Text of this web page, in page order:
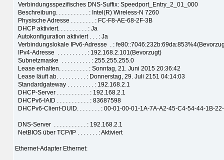
Verbindungsspezifisches DNS-Suffix: Speedport_Entry_2_01_000
Beschreibung. . . . . . . . . . . : Intel(R) Wireless-N 7260
Physische Adresse . . . . . . . . : FC-F8-AE-68-2F-3B
DHCP aktiviert. . . . . . . . . . : Ja
Autokonfiguration aktiviert . . . : Ja
Verbindungslokale IPv6-Adresse . :
IPv4-Adresse . . . . . . . . . . : 192.168.2.101(Bevorzugt)
Subnetzmaske . . . . . . . . . . : 255.255.255.0
Lease erhalten. . . . . . . . . . : Sonntag, 21. Juni 2015 20:36:42
Lease läuft ab. . . . . . . . . . : Donnerstag, 29. Juli 2151 04:14:03
Standardgateway . . . . . . . . . : 192.168.2.1
DHCP-Server . . . . . . . . . . . : 192.168.2.1
DHCPv6-IAID . . . . . . . . . . . : 83687598
DHCPv6-Client-DUID. . . . . . . . : 00-01-00-01-1A-7A-A2-45-C4-54-44-1B-
DNS-Server . . . . . . . . . . . : 192.168.2.1
NetBIOS über TCP/IP . . . . . . . : Aktiviert
Ethernet-Adapter Ethernet: